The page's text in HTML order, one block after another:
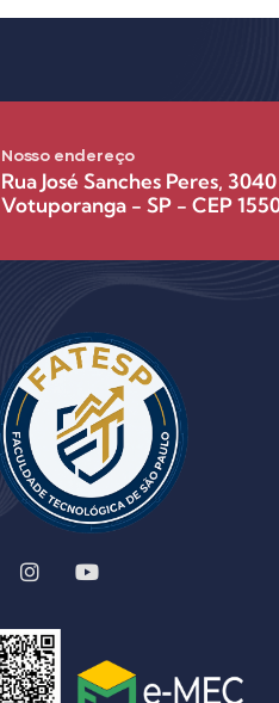
Nosso endereço
Rua José Sanches Peres,
Votuporanga - SP - CEP